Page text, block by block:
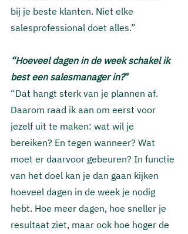
bij je beste klanten. Niet elke
salesprofessional doet alles.”
“Hoeveel dagen in de week schakel ik
best een salesmanager in?”
“Dat hangt sterk van je plannen af.
Daarom raad ik aan om eerst voor
jezelf uit te maken: wat wil je
bereiken? En tegen wanneer? Wat
moet er daarvoor gebeuren? In functie
van het doel kan je dan gaan kijken
hoeveel dagen in de week je nodig
hebt. Hoe meer dagen, hoe sneller je
resultaat ziet, maar ook hoe hoger de